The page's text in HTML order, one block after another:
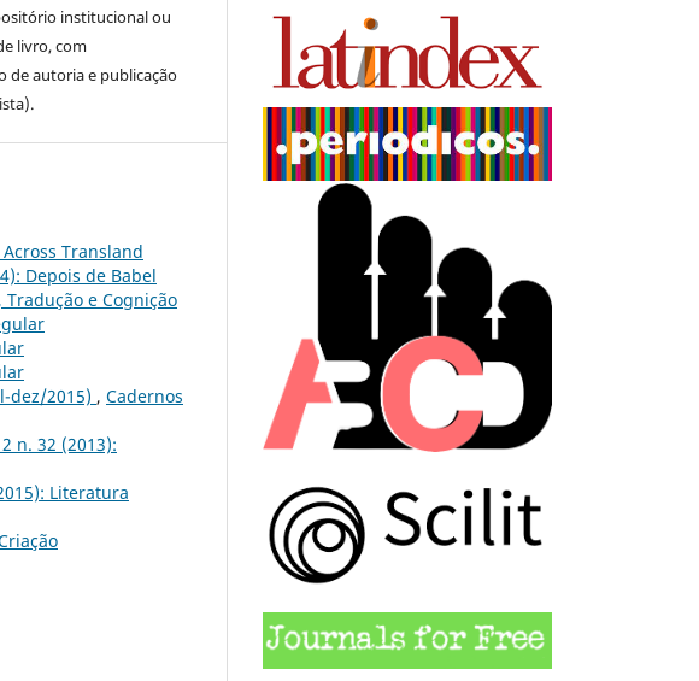
institucional ou
livro, com
de autoria e publicação
Transland
Depois de Babel
e Cognição
dez/2015) , Cadernos
n. 32 (2013):
Literatura